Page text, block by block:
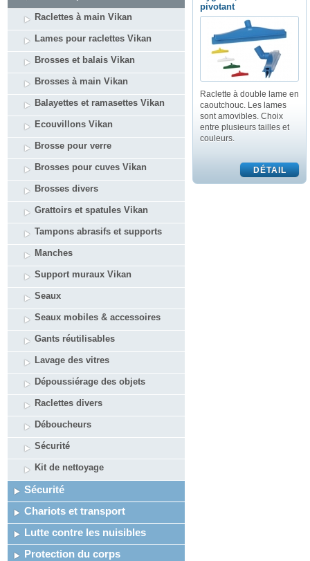
Raclettes à main Vikan
Lames pour raclettes Vikan
Brosses et balais Vikan
Brosses à main Vikan
Balayettes et ramasettes Vikan
Ecouvillons Vikan
Brosse pour verre
Brosses pour cuves Vikan
Brosses divers
Grattoirs et spatules Vikan
Tampons abrasifs et supports
Manches
Support muraux Vikan
Seaux
Seaux mobiles & accessoires
Gants réutilisables
Lavage des vitres
Dépoussiérage des objets
Raclettes divers
Déboucheurs
Sécurité
Kit de nettoyage
Sécurité
Chariots et transport
Lutte contre les nuisibles
Protection du corps
pivotant
Raclette à double lame en
caoutchouc. Les lames
sont amovibles. Choix
entre plusieurs tailles et
couleurs.